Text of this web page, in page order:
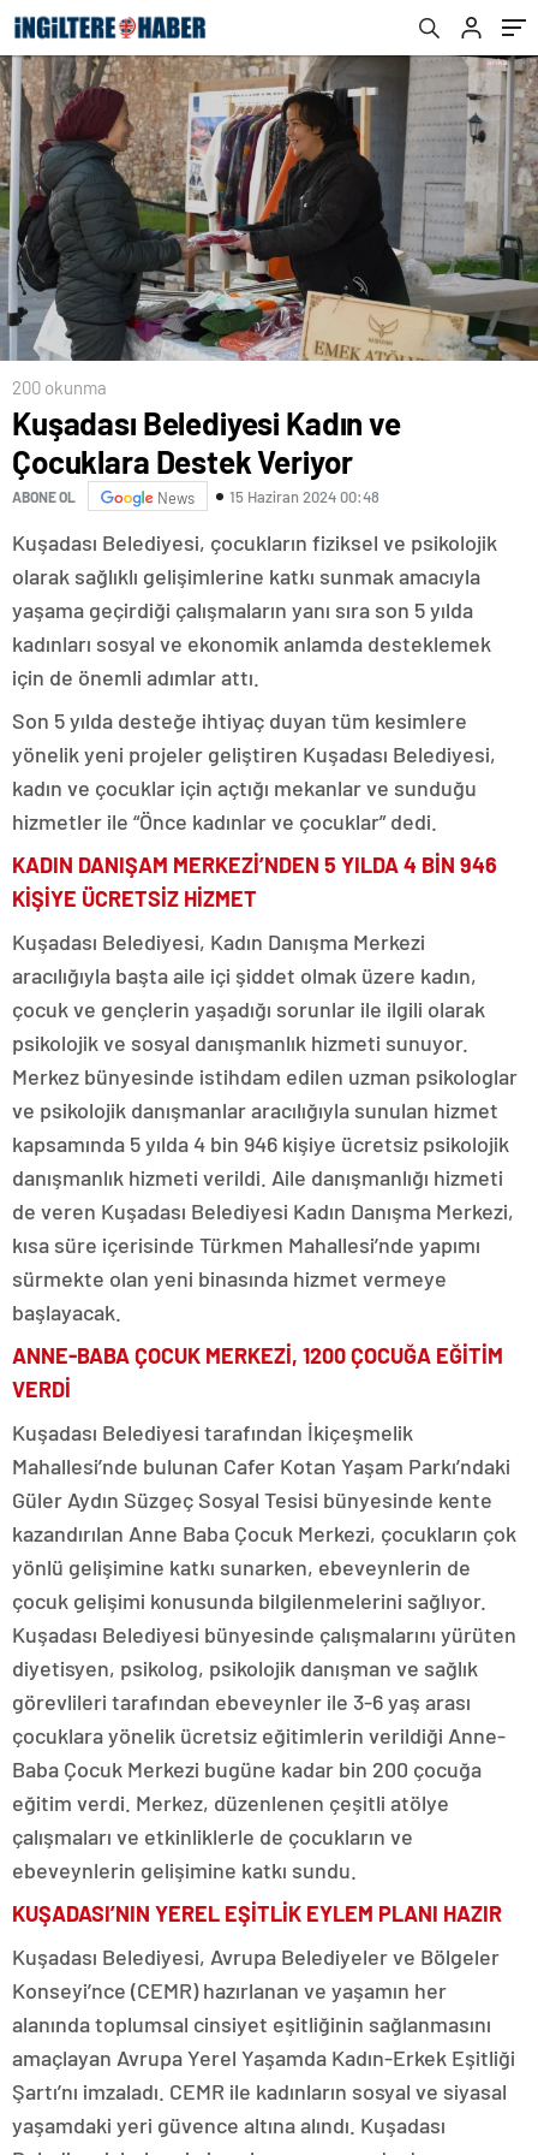
200 okunma
Kuşadası Belediyesi Kadın ve
Çocuklara Destek Veriyor
ABONE OL News 15 Haziran 2024 00:48
Kuşadası Belediyesi, çocukların fiziksel ve psikolojik
olarak sağlıklı gelişimlerine katkı sunmak amacıyla
yaşama geçirdiği çalışmaların yanı sıra son 5 yılda
kadınları sosyal ve ekonomik anlamda desteklemek
için de önemli adımlar attı.
Son 5 yılda desteğe ihtiyaç duyan tüm kesimlere
yönelik yeni projeler geliştiren Kuşadası Belediyesi,
kadın ve çocuklar için açtığı mekanlar ve sunduğu
hizmetler ile “Önce kadınlar ve çocuklar” dedi.
KADIN DANIŞAM MERKEZİ’NDEN 5 YILDA 4 BİN 946
KİŞİYE ÜCRETSİZ HİZMET
Kuşadası Belediyesi, Kadın Danışma Merkezi
aracılığıyla başta aile içi şiddet olmak üzere kadın,
çocuk ve gençlerin yaşadığı sorunlar ile ilgili olarak
psikolojik ve sosyal danışmanlık hizmeti sunuyor.
Merkez bünyesinde istihdam edilen uzman psikologlar
ve psikolojik danışmanlar aracılığıyla sunulan hizmet
kapsamında 5 yılda 4 bin 946 kişiye ücretsiz psikolojik
danışmanlık hizmeti verildi. Aile danışmanlığı hizmeti
de veren Kuşadası Belediyesi Kadın Danışma Merkezi,
kısa süre içerisinde Türkmen Mahallesi’nde yapımı
sürmekte olan yeni binasında hizmet vermeye
başlayacak.
ANNE-BABA ÇOCUK MERKEZİ, 1200 ÇOCUĞA EĞİTİM
VERDİ
Kuşadası Belediyesi tarafından İkiçeşmelik
Mahallesi’nde bulunan Cafer Kotan Yaşam Parkı’ndaki
Güler Aydın Süzgeç Sosyal Tesisi bünyesinde kente
kazandırılan Anne Baba Çocuk Merkezi, çocukların çok
yönlü gelişimine katkı sunarken, ebeveynlerin de
çocuk gelişimi konusunda bilgilenmelerini sağlıyor.
Kuşadası Belediyesi bünyesinde çalışmalarını yürüten
diyetisyen, psikolog, psikolojik danışman ve sağlık
görevlileri tarafından ebeveynler ile 3-6 yaş arası
çocuklara yönelik ücretsiz eğitimlerin verildiği Anne-
Baba Çocuk Merkezi bugüne kadar bin 200 çocuğa
eğitim verdi. Merkez, düzenlenen çeşitli atölye
çalışmaları ve etkinliklerle de çocukların ve
ebeveynlerin gelişimine katkı sundu.
KUŞADASI’NIN YEREL EŞİTLİK EYLEM PLANI HAZIR
Kuşadası Belediyesi, Avrupa Belediyeler ve Bölgeler
Konseyi’nce (CEMR) hazırlanan ve yaşamın her
alanında toplumsal cinsiyet eşitliğinin sağlanmasını
amaçlayan Avrupa Yerel Yaşamda Kadın-Erkek Eşitliği
Şartı’nı imzaladı. CEMR ile kadınların sosyal ve siyasal
yaşamdaki yeri güvence altına alındı. Kuşadası